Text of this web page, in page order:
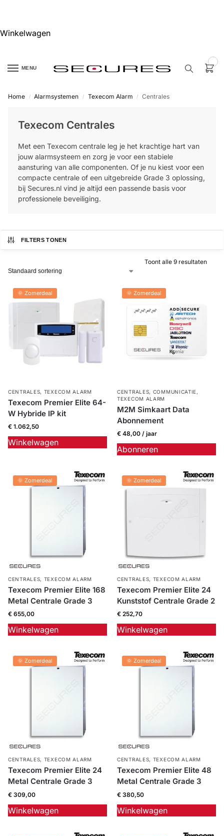
Winkelwagen
MENU
Alarm
met
Alarmsystemen
Camera's
Intercom
Inbraakbeveiliging
Merken
Help Wagen
Home / Alarmsystemen / Texecom Alarm / Centrales
Texecom Centrales
Met een Texecom centrale leg je het krachtige hart van
jouw alarmsysteem en zorg je voor een stabiele
aansturing van alle componenten. Of je nu kiest voor een
compacte centrale of een uitgebreide Grade 3 oplossing,
bij Secures.nl vind je altijd een passende basis voor
professionele beveiliging.
FILTERS TONEN
Toont alle 9 resultaten
🌞 Zomerdeal
CENTRALES, TEXECOM ALARM
Texecom Premier Elite 64-
W Hybride IP kit
€ 1.062,50
Winkelwagen
🌞 Zomerdeal
CENTRALES, COMMUNICATIE,
TEXECOM ALARM
M2M Simkaart Data
Abonnement
€ 48,00 / jaar
Abonneren
🌞 Zomerdeal
CENTRALES, TEXECOM ALARM
Texecom Premier Elite 168
Metal Centrale Grade 3
€ 655,00
Winkelwagen
🌞 Zomerdeal
CENTRALES, TEXECOM ALARM
Texecom Premier Elite 24
Kunststof Centrale Grade 2
€ 252,70
Winkelwagen
🌞 Zomerdeal
CENTRALES, TEXECOM ALARM
Texecom Premier Elite 24
Metal Centrale Grade 3
€ 309,00
Winkelwagen
🌞 Zomerdeal
CENTRALES, TEXECOM ALARM
Texecom Premier Elite 48
Metal Centrale Grade 3
€ 380,50
Winkelwagen